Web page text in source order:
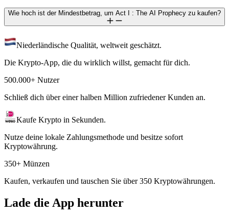
Wie hoch ist der Mindestbetrag, um Act I : The AI Prophecy zu kaufen?
Niederländische Qualität, weltweit geschätzt.
Die Krypto-App, die du wirklich willst, gemacht für dich.
500.000+ Nutzer
Schließ dich über einer halben Million zufriedener Kunden an.
Kaufe Krypto in Sekunden.
Nutze deine lokale Zahlungsmethode und besitze sofort
Kryptowährung.
350+ Münzen
Kaufen, verkaufen und tauschen Sie über 350 Kryptowährungen.
Lade die App herunter